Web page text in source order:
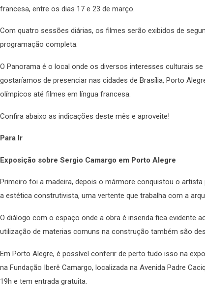
francesa, entre os dias 17 e 23 de março.
Com quatro sessões diárias, os filmes serão exibidos de
programação completa.
O Panorama é o local onde os diversos interesses culturais
gostaríamos de presenciar nas cidades de Brasília, Porto
olímpicos até filmes em língua francesa.
Confira abaixo as indicações deste mês e aproveite!
Para Ir
Exposição sobre Sergio Camargo em Porto Alegre
Primeiro foi a madeira, depois o mármore conquistou o
a estética construtivista, uma vertente que trabalha com a
O diálogo com o espaço onde a obra é inserida fica evidente
utilização de materias comuns na construção também são
Em Porto Alegre, é possível conferir de perto tudo isso na
na Fundação Iberê Camargo, localizada na Avenida Padre
19h e tem entrada gratuita.